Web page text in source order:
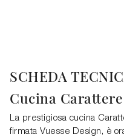
SCHEDA
Cucina Carattere
La prestigiosa cucina
firmata Vuesse Design, è